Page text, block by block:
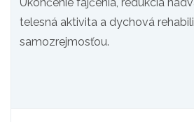
telesná aktivita a dychová
samozrejmosťou.